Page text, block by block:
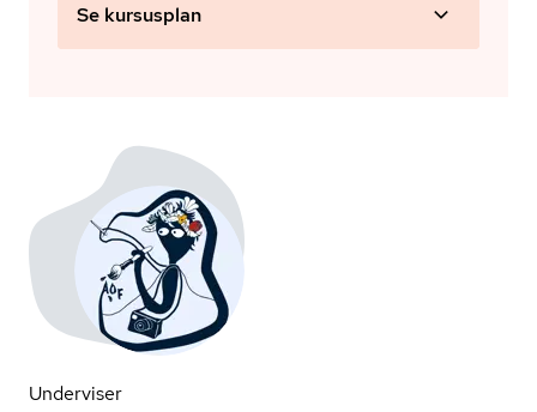
Se kursusplan
Underviser